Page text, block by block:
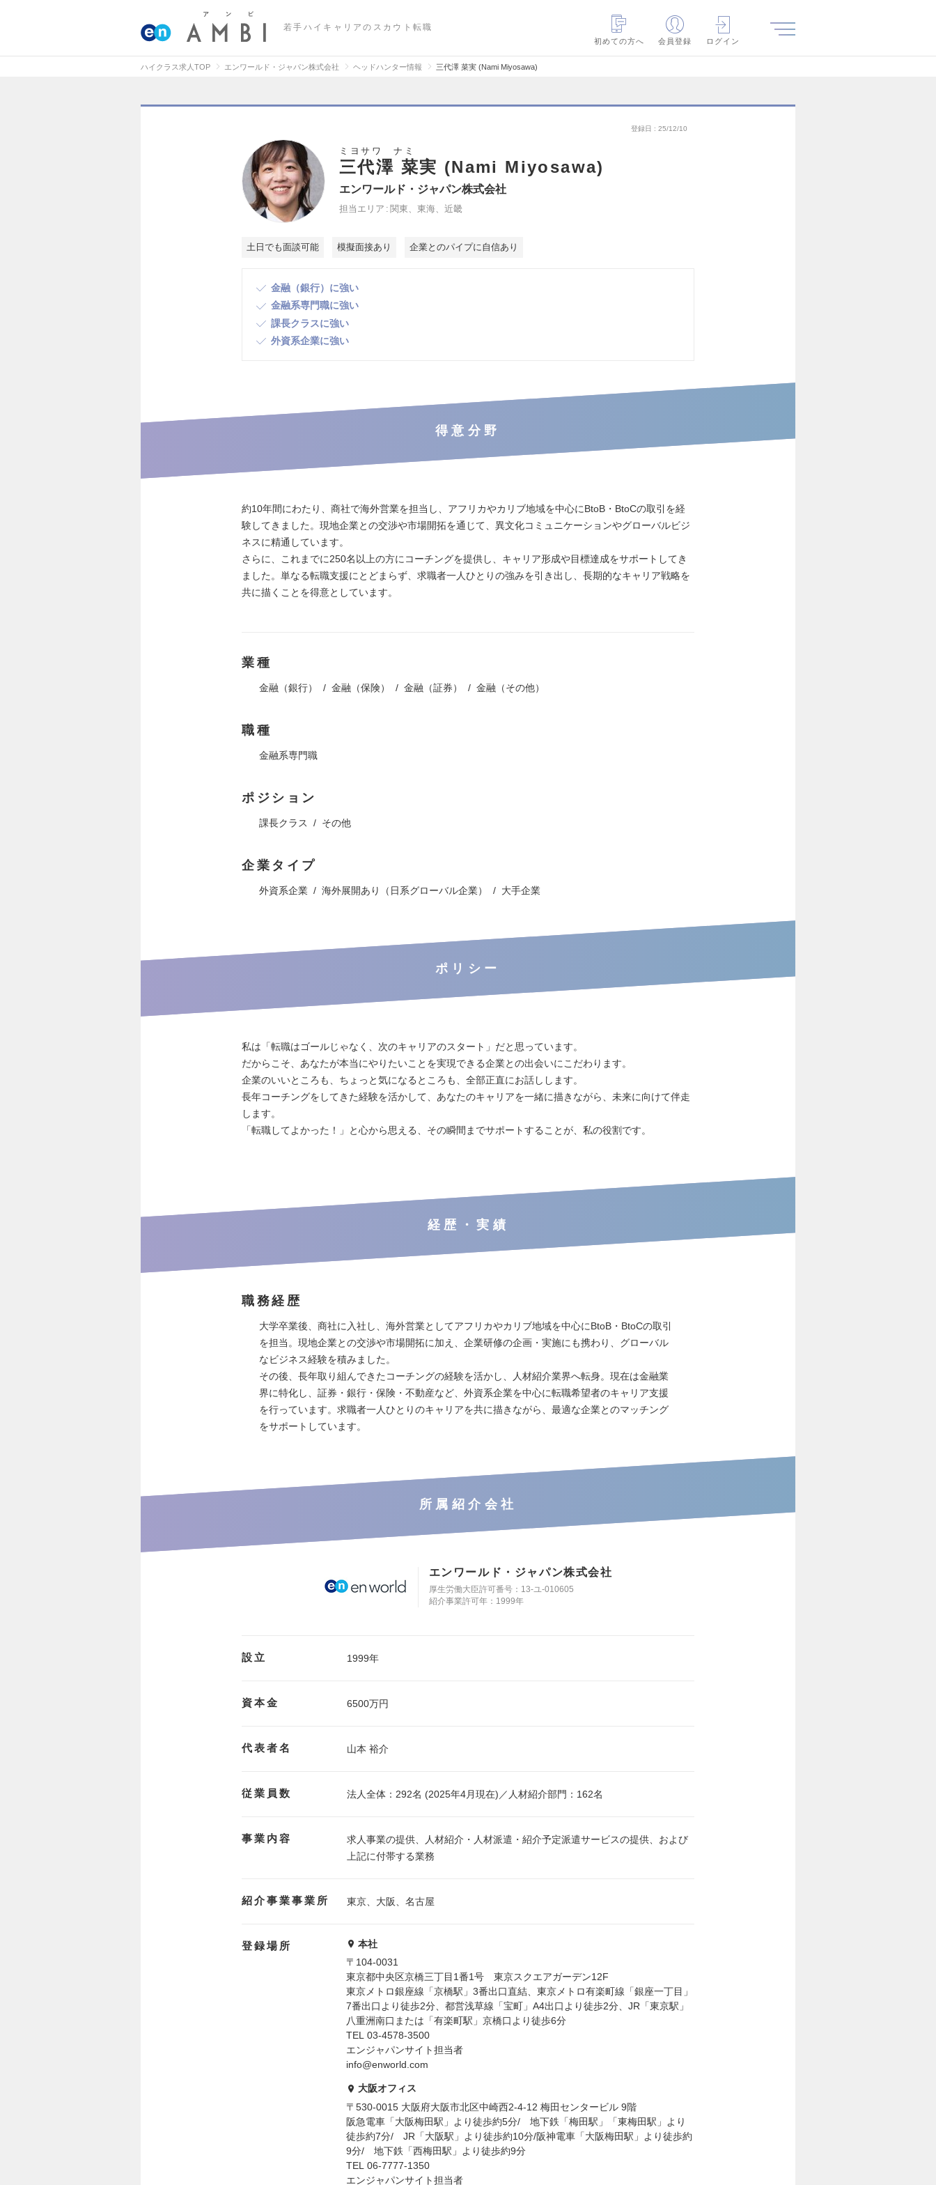
若手ハイキャリアのスカウト転職
初めての方へ
会員登録 ログイン
ハイクラス求人TOP エンワールド・ジャパン株式会社 ヘッドハンター情報 三代澤 菜実 (Nami Miyosawa)
登録日 25/12/10
ミヨサワ ナミ
三代澤 菜実 (Nami Miyosawa)
エンワールド・ジャパン株式会社
担当エリア 関東、東海、近畿
土日でも面談可能 模擬面接あり 企業とのパイプに自信あり
金融（銀行）に強い
金融系専門職に強い
課長クラスに強い
外資系企業に強い
得意分野
約10年間にわたり、商社で海外営業を担当し、アフリカやカリブ地域を中心にBtoB・BtoCの取引を経
験してきました。現地企業との交渉や市場開拓を通じて、異文化コミュニケーションやグローバルビジ
ネスに精通しています。
さらに、これまでに250名以上の方にコーチングを提供し、キャリア形成や目標達成をサポートしてき
ました。単なる転職支援にとどまらず、求職者一人ひとりの強みを引き出し、長期的なキャリア戦略を
共に描くことを得意としています。
業種
金融（銀行） 金融（保険） 金融（証券） 金融（その他）
職種
金融系専門職
ポジション
課長クラス その他
企業タイプ
外資系企業 海外展開あり（日系グローバル企業） 大手企業
ポリシー
私は「転職はゴールじゃなく、次のキャリアのスタート」だと思っています。
だからこそ、あなたが本当にやりたいことを実現できる企業との出会いにこだわります。
企業のいいところも、ちょっと気になるところも、全部正直にお話しします。
長年コーチングをしてきた経験を活かして、あなたのキャリアを一緒に描きながら、未来に向けて伴走
します。
「転職してよかった！」と心から思える、その瞬間までサポートすることが、私の役割です。
経歴・実績
職務経歴
大学卒業後、商社に入社し、海外営業としてアフリカやカリブ地域を中心にBtoB・BtoCの取引
を担当。現地企業との交渉や市場開拓に加え、企業研修の企画・実施にも携わり、グローバル
なビジネス経験を積みました。
その後、長年取り組んできたコーチングの経験を活かし、人材紹介業界へ転身。現在は金融業
界に特化し、証券・銀行・保険・不動産など、外資系企業を中心に転職希望者のキャリア支援
を行っています。求職者一人ひとりのキャリアを共に描きながら、最適な企業とのマッチング
をサポートしています。
所属紹介会社
エンワールド・ジャパン株式会社
厚生労働大臣許可番号：13-ユ-010605
紹介事業許可年：1999年
設立 1999年
資本金 6500万円
代表者名 山本 裕介
従業員数 法人全体：292名 (2025年4月現在)／人材紹介部門：162名
事業内容
求人事業の提供、人材紹介・人材派遣・紹介予定派遣サービスの提供、および
上記に付帯する業務
紹介事業事業所 東京、大阪、名古屋
登録場所
本社
〒104-0031
東京都中央区京橋三丁目1番1号 東京スクエアガーデン12F
東京メトロ銀座線「京橋駅」3番出口直結、東京メトロ有楽町線「銀座一丁目」
7番出口より徒歩2分、都営浅草線「宝町」A4出口より徒歩2分、JR「東京駅」
八重洲南口または「有楽町駅」京橋口より徒歩6分
TEL 03-4578-3500
エンジャパンサイト担当者
info@enworld.com
大阪オフィス
〒530-0015 大阪府大阪市北区中崎西2-4-12 梅田センタービル 9階
阪急電車「大阪梅田駅」より徒歩約5分/ 地下鉄「梅田駅」「東梅田駅」より
徒歩約7分/ JR「大阪駅」より徒歩約10分/阪神電車「大阪梅田駅」より徒歩約
9分/ 地下鉄「西梅田駅」より徒歩約9分
TEL 06-7777-1350
エンジャパンサイト担当者